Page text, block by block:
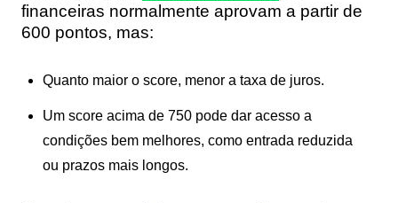
financeiras normalmente aprovam a partir de
600 pontos, mas:
Quanto maior o score, menor a taxa de juros.
Um score acima de 750 pode dar acesso a
condições bem melhores, como entrada reduzida
ou prazos mais longos.